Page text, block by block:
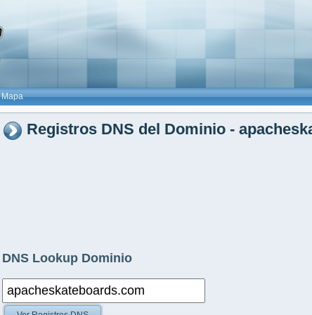
Mapa
Registros DNS del Dominio -
DNS Lookup Dominio